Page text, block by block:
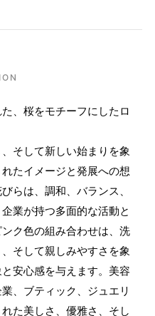
、桜をモチーフにしたロ
そして新しい始まりを象
たイメージと発展への想
らは、調和、バランス、
業が持つ多面的な活動と
ク色の組み合わせは、洗
そして親しみやすさを象
安心感を与えます。美容
、ブティック、ジュエリ
た美しさ、優雅さ、そし